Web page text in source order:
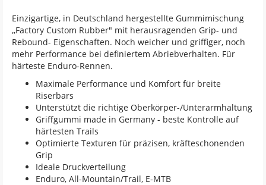
Einzigartige, in Deutschland hergestellte Gummimischung
,,Factory Custom Rubber" mit herausragenden Grip- und
Rebound- Eigenschaften. Noch weicher und griffiger, noch
mehr Performance bei definiertem Abriebverhalten. Für
härteste Enduro-Rennen.
Maximale Performance und Komfort für breite
Riserbars
Unterstützt die richtige Oberkörper-/Unterarmhaltung
Griffgummi made in Germany - beste Kontrolle auf
härtesten Trails
Optimierte Texturen für präzisen, kräfteschonenden
Grip
Ideale Druckverteilung
Enduro, All-Mountain/Trail, E-MTB